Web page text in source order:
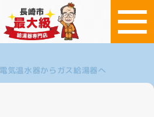
電気温水器からガス給湯器へ